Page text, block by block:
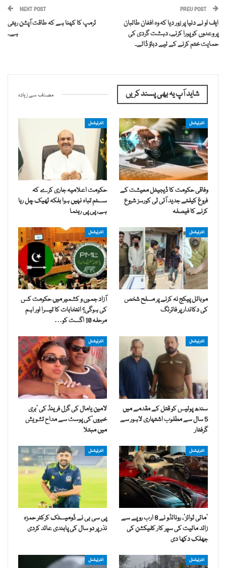
PREV POST
ایف او نے دنیا پر زور دیا کہ وہ افغان طالبان
پر وعدوں کو پورا کرنے، دہشت گردی کی
حمایت ختم کرنے کے لیے دباؤ ڈالے۔
NEXT POST
ٹرمپ کا کہنا ہے کہ طاقت آپشن رہتی
ہے۔
شاید آپ یہ بھی پسند کریں مصنف سے زیادہ
انٹرنیشنل
وفاقی حکومت کا ڈیجیٹل معیشت کے
فروغ کیلئے جدید آئی ٹی کورسز شروع
کرنے کا فیصلہ
انٹرنیشنل
حکومت اعلامیہ جاری کرے کہ
سسٹم تباہ نہیں ہوا بلکہ ٹھیک چل رہا
ہے، پی پی رہنما
انٹرنیشنل
موبائل پیکج نہ کرنے پر مسلح شخص
کی دکاندار پر فائرنگ
انٹرنیشنل
آزاد جموں و کشمیر میں حکومت کس
کی ہوگی؟ انتخابات کا تیسرا اور اہم
مرحلہ 10 اگست کو…
انٹرنیشنل
سندھ پولیس کو قتل کے مقدمے میں
5 سال سے مطلوب اشتہاری لاہور سے
گرفتار
انٹرنیشنل
لامین یامال کی گرل فرینڈ کی ’بری
خبروں‘کی پوسٹ سے مداح تشویش
میں مبتلا
انٹرنیشنل
’مائی ٹوائز‘، رونالڈو نے 8 ارب روپے سے
زائد مالیت کی سپر کار کلیکشن کی
جھلک دکھا دی
انٹرنیشنل
پی سی بی نے ڈومیسٹک کرکٹر حمزہ
نذر پر دو سال کی پابندی عائد کردی
انٹرنیشنل انٹرنیشنل